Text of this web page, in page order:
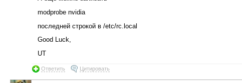
modprobe nvidia
последней строкой в /etc/rc.local
Good Luck,
UT
Ответить Цитировать